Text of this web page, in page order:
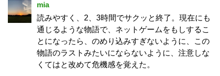
mia
読みやすく、2、3時間でサクッと終了。現在にも
通じるような物語で、ネットゲームをもしするこ
とになったら、のめり込みすぎないように、この
物語のラストみたいにならないように、注意しな
くてはと改めて危機感を覚えた。